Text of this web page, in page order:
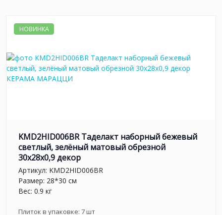
НОВИНКА
KMD2HID006BR Таделакт наборный бежевый
светлый, зелёный матовый обрезной
30x28x0,9 декор
Артикул: KMD2HID006BR
Размер: 28*30 см
Вес: 0.9 кг
Плиток в упаковке: 7шт